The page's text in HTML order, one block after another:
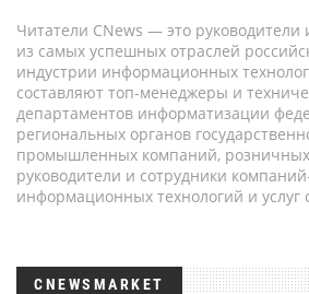
Читатели CNews — это руководители
из самых успешных отраслей
индустрии информационных
составляют топ-менеджеры и
департаментов информатизации
региональных органов
промышленных компаний, розничных
руководители и сотрудники
информационных технологий и услуг
CNEWSMARKET